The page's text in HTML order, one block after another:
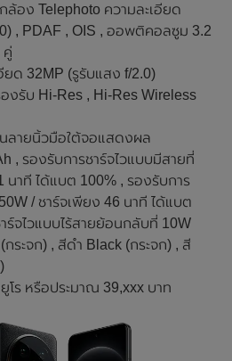
ล้อง Telephoto ความละเอียด
, PDAF , OIS , ออพติคอลซูม 3.2
คู่
ยด 32MP (รูรับแสง f/2.0)
งรับ Hi-Res , Hi-Res Wireless
ลายนิ้วมือใต้จอแสดงผล
, รองรับการชาร์จไวแบบมีสายที่
นาที ได้แบต 100% , รองรับการ
/ ชาร์จเพียง 46 นาที ได้แบต
ร์จไวแบบไร้สายย้อนกลับที่ 10W
ระจก) , สีดำ Black (กระจก) , สี
โร หรือประมาณ 39,xxx บาท